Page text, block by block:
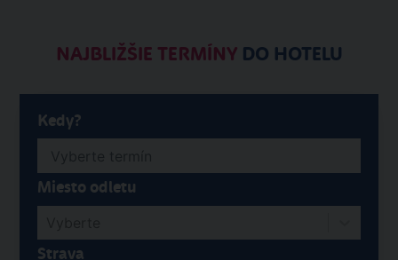
NAJBLIŽŠIE TERMÍNYDO HOTELU
Kedy?
Miesto odletu
Strava